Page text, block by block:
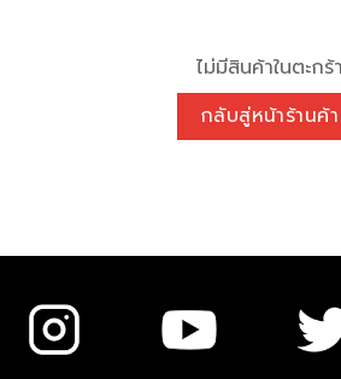
ไม่มีสินค้าในตะกร้า
กลับสู่หน้าร้านค้า